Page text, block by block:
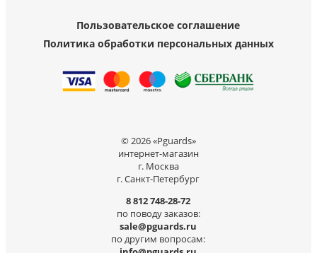
Пользовательское соглашение
Политика обработки персональных данных
© 2026 «Pguards»
интернет-магазин
г. Москва
г. Санкт-Петербург
8 812 748-28-72
по поводу заказов:
sale@pguards.ru
по другим вопросам: